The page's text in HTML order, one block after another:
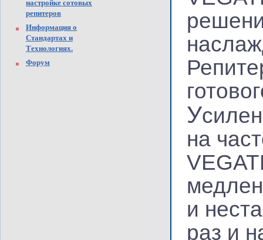
настройке сотовых
репитеров
Информация о
Стандартах и
Технологиях.
Форум
У
на
и
раз и